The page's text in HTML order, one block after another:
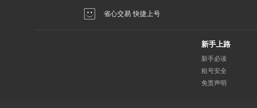
省心交易 快捷上号
新手上路
新手必读
租号安全
免责声明